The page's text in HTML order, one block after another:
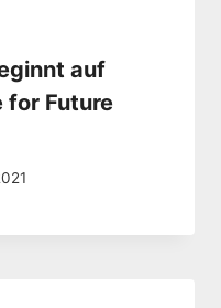
auf
for Future